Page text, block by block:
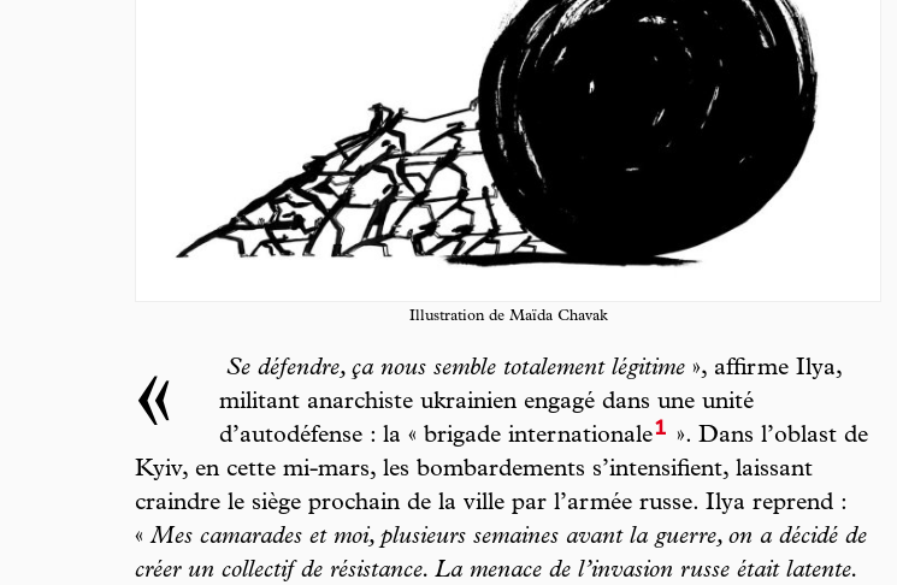
Illustration de Maïda Chavak
« Se défendre, ça nous semble totalement légitime », affirme Ilya,
militant anarchiste ukrainien engagé dans une unité
d’autodéfense : la « brigade internationale1 ». Dans l’oblast de
Kyiv, en cette mi-mars, les bombardements s’intensifient, laissant
craindre le siège prochain de la ville par l’armée russe. Ilya reprend :
«Mes camarades et moi, plusieurs semaines avant la guerre, on a décidé de
créer un collectif de résistance. La menace de l’invasion russe était latente.